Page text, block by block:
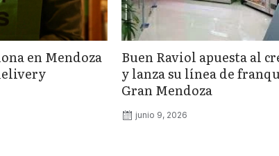
en Mendoza
Buen Raviol apuesta al
y lanza su línea de
Gran Mendoza
junio 9, 2026